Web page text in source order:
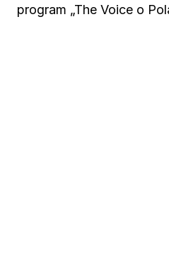
program „The Voice o